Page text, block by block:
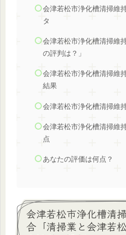
会津若松市浄化槽清掃維
タ
会津若松市浄化槽清掃維
の評判は？」
会津若松市浄化槽清掃維
結果
会津若松市浄化槽清掃維
会津若松市浄化槽清掃維
点
あなたの評価は何点？
会津若松市浄化槽清
合「清掃業と会津若